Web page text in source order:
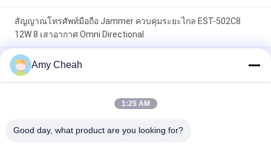
สัญญาณโทรศัพท์มือถือ Jammer ควบคุมระยะไกล EST-502C8
12W 8 เสาอากาศ Omni Directional
5 Jammer รีโมทคอนโทรล GSM 3G เสาอากาศ 2100 - 2200MHZ
สำหรับทหาร
Wimax 3G Jammer ควบคุมระยะไกล, Jammer สัญญาณ WiFi
Amy Cheah
1:25 AM
Good day, what product are you looking for?